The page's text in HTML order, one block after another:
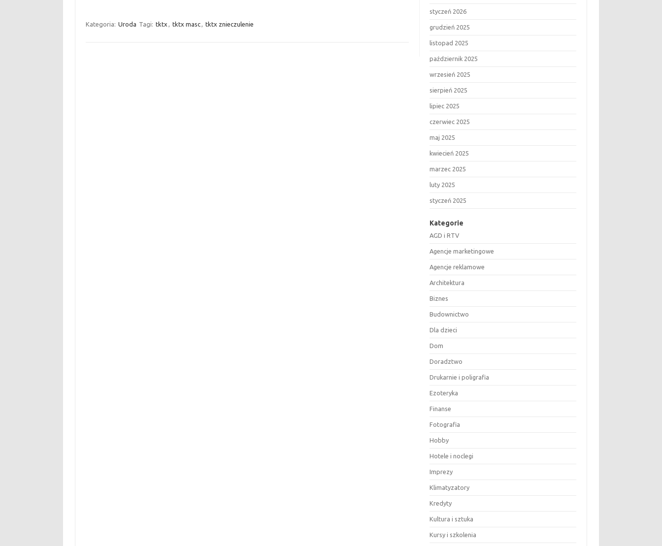
Kategoria: Uroda Tagi: tktx , tktx masc, tktx znieczulenie
styczeń 2026
grudzień 2025
listopad 2025
październik 2025
wrzesień 2025
sierpień 2025
lipiec 2025
czerwiec 2025
maj 2025
kwiecień 2025
marzec 2025
luty 2025
styczeń 2025
Kategorie
AGD i RTV
Agencje marketingowe
Agencje reklamowe
Architektura
Biznes
Budownictwo
Dla dzieci
Dom
Doradztwo
Drukarnie i poligrafia
Ezoteryka
Finanse
Fotografia
Hobby
Hotele i noclegi
Imprezy
Klimatyzatory
Kredyty
Kultura i sztuka
Kursy i szkolenia